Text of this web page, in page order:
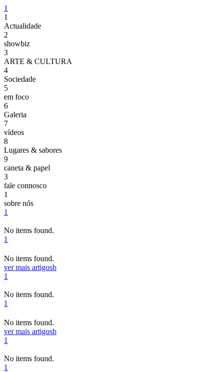
1
1
Actualidade
2
showbiz
3
ARTE & CULTURA
4
Sociedade
5
em foco
6
Galeria
7
vídeos
8
Lugares & sabores
9
caneta & papel
3
fale connosco
1
sobre nós
1
No items found.
1
No items found.
ver mais artigosb
1
No items found.
1
No items found.
ver mais artigosb
1
No items found.
1